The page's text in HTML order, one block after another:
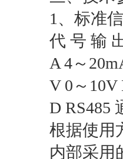
1、标准
代 号 输
A 4～
V 0～
D RS485
根据使用
内部采用